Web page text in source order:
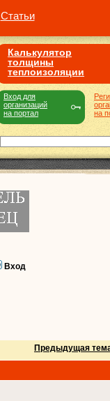
Статьи
Калькулятор
толщины
теплоизоляции
на
Вход для
организаций
на портал
Вход
Предыдущая